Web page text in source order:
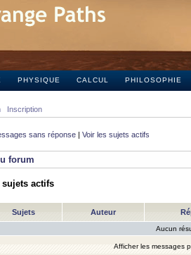
PHYSIQUE CALCUL PHILOSOPHIE
Inscription
sans réponse | Voir les sujets actifs
forum
actifs
Sujets Auteur
Aucun
Afficher les messages